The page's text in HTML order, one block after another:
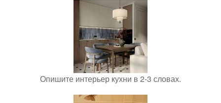
Опишите интерьер кухни в 2-3 словах.